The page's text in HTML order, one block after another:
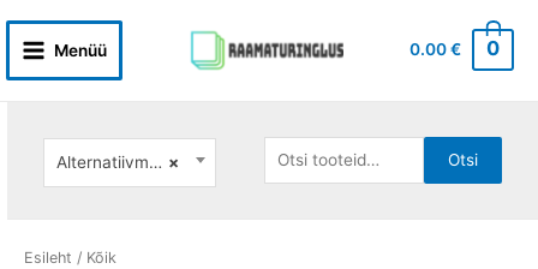
content
Main
Menüü 0.00€ 0
×
Alternatiivmeditsiin
Otsi: Otsi
Esileht / Kõik